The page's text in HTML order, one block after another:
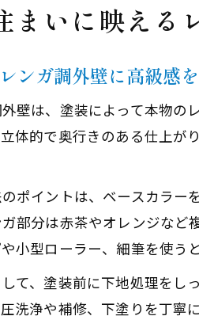
まいに映える
ンガ調外壁に高級感
外壁は、塗装によって本物の
体的で奥行きのある仕上が
ポイントは、ベースカラ
部分は赤茶やオレンジなど
小型ローラー、細筆を使う
て、塗装前に下地処理をし
洗浄や補修、下塗りを丁寧